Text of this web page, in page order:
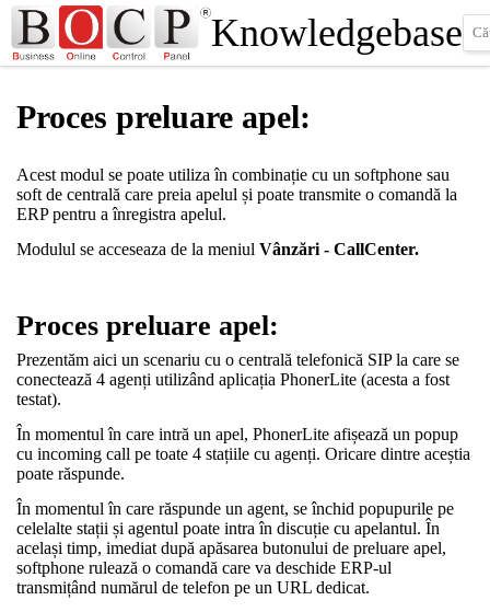
Knowledgebase
Proces preluare apel:
Acest modul se poate utiliza în combinație cu un softphone sau
soft de centrală care preia apelul și poate transmite o comandă la
ERP pentru a înregistra apelul.
Modulul se acceseaza de la meniul Vânzări - CallCenter.
Proces preluare apel:
Prezentăm aici un scenariu cu o centrală telefonică SIP la care se
conectează 4 agenți utilizând aplicația PhonerLite (acesta a fost
testat).
În momentul în care intră un apel, PhonerLite afișează un popup
cu incoming call pe toate 4 stațiile cu agenți. Oricare dintre aceștia
poate răspunde.
În momentul în care răspunde un agent, se închid popupurile pe
celelalte stații și agentul poate intra în discuție cu apelantul. În
același timp, imediat după apăsarea butonului de preluare apel,
softphone rulează o comandă care va deschide ERP-ul
transmițând numărul de telefon pe un URL dedicat.